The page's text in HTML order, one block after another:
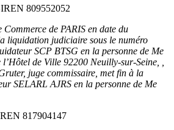
809552052
de PARIS en date du
liquidation judiciaire sous le numéro
SCP BTSG en la personne de Me
de Ville 92200 Neuilly-sur-Seine, ,
juge commissaire, met fin à la
SELARL AJRS en la personne de Me
817904147